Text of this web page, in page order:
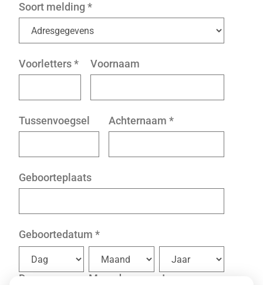
Soort melding *
Voorletters* Voornaam
Tussenvoegsel Achternaam *
Geboorteplaats
Geboortedatum *
Dag Maand Jaar